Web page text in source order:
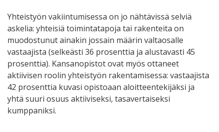
Yhteistyön vakiintumisessa on jo nähtävissä selviä
askelia: yhteisiä toimintatapoja tai rakenteita on
muodostunut ainakin jossain määrin valtaosalle
vastaajista (selkeästi 36 prosenttia ja alustavasti 45
prosenttia). Kansanopistot ovat myös ottaneet
aktiivisen roolin yhteistyön rakentamisessa: vastaajista
42 prosenttia kuvasi opistoaan aloitteentekijäksi ja
yhtä suuri osuus aktiiviseksi, tasavertaiseksi
kumppaniksi.